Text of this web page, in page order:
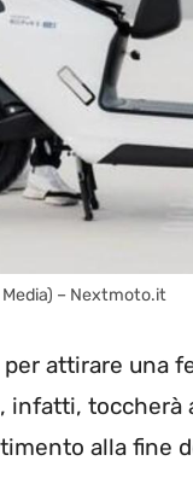
– Nextmoto.it
attirare una
toccherà
alla fine